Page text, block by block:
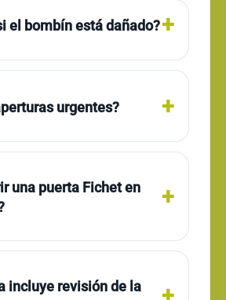
el bombín está dañado?
urgentes?
una puerta Fichet en
incluye revisión de la